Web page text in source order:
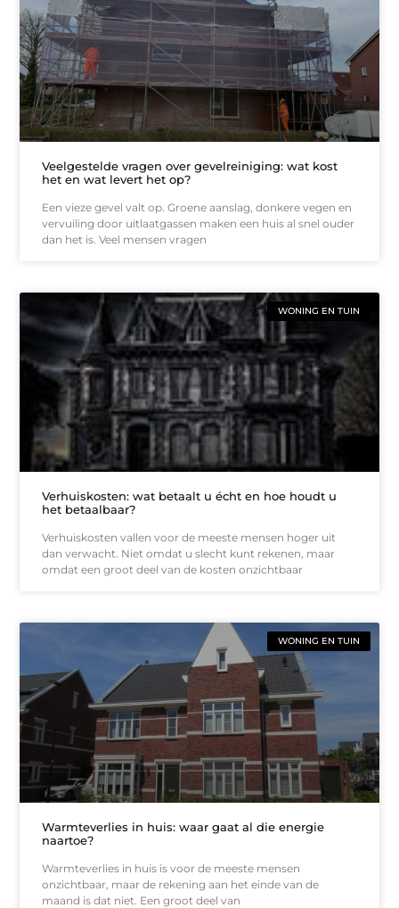
Veelgestelde vragen over gevelreiniging: wat kost
het en wat levert het op?
Een vieze gevel valt op. Groene aanslag, donkere vegen en
vervuiling door uitlaatgassen maken een huis al snel ouder
dan het is. Veel mensen vragen
WONING EN TUIN
Verhuiskosten: wat betaalt u écht en hoe houdt u
het betaalbaar?
Verhuiskosten vallen voor de meeste mensen hoger uit
dan verwacht. Niet omdat u slecht kunt rekenen, maar
omdat een groot deel van de kosten onzichtbaar
WONING EN TUIN
Warmteverlies in huis: waar gaat al die energie
naartoe?
Warmteverlies in huis is voor de meeste mensen
onzichtbaar, maar de rekening aan het einde van de
maand is dat niet. Een groot deel van